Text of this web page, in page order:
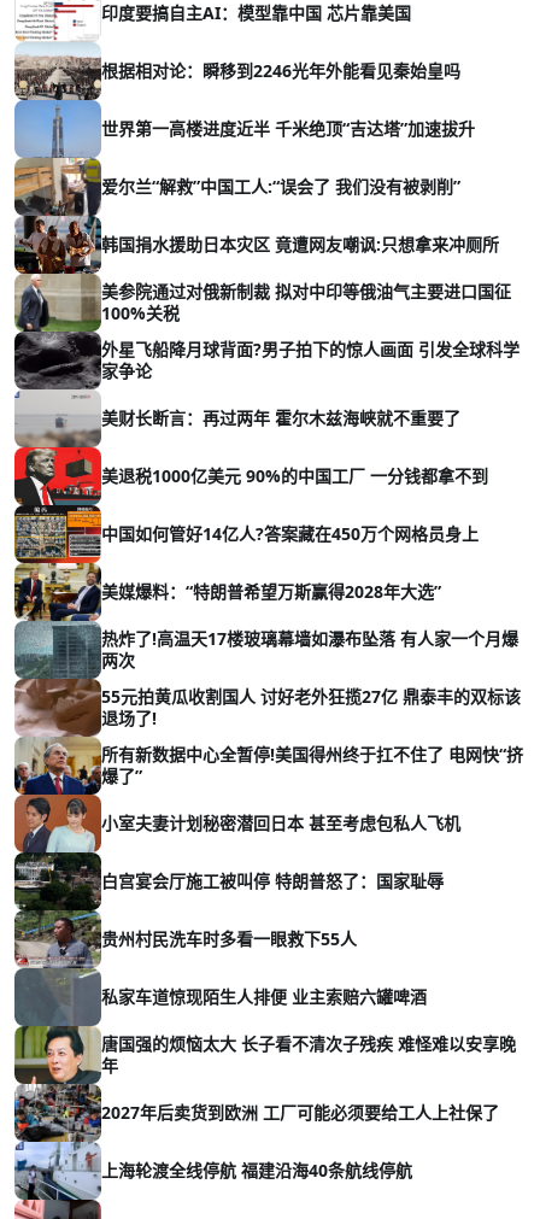
印度要搞自主AI：模型靠中国 芯片靠美国
根据相对论：瞬移到2246光年外能看见秦始皇吗
世界第一高楼进度近半 千米绝顶“吉达塔”加速拔升
爱尔兰“解救”中国工人:“误会了 我们没有被剥削”
韩国捐水援助日本灾区 竟遭网友嘲讽:只想拿来冲厕所
美参院通过对俄新制裁 拟对中印等俄油气主要进口国征
100%关税
外星飞船降月球背面?男子拍下的惊人画面 引发全球科学
家争论
美财长断言：再过两年 霍尔木兹海峡就不重要了
美退税1000亿美元 90%的中国工厂 一分钱都拿不到
中国如何管好14亿人?答案藏在450万个网格员身上
美媒爆料：“特朗普希望万斯赢得2028年大选”
热炸了!高温天17楼玻璃幕墙如瀑布坠落 有人家一个月爆
两次
55元拍黄瓜收割国人 讨好老外狂揽27亿 鼎泰丰的双标该
退场了!
所有新数据中心全暂停!美国得州终于扛不住了 电网快“挤
爆了”
小室夫妻计划秘密潜回日本 甚至考虑包私人飞机
白宫宴会厅施工被叫停 特朗普怒了：国家耻辱
贵州村民洗车时多看一眼救下55人
私家车道惊现陌生人排便 业主索赔六罐啤酒
唐国强的烦恼太大 长子看不清次子残疾 难怪难以安享晚
年
2027年后卖货到欧洲 工厂可能必须要给工人上社保了
上海轮渡全线停航 福建沿海40条航线停航